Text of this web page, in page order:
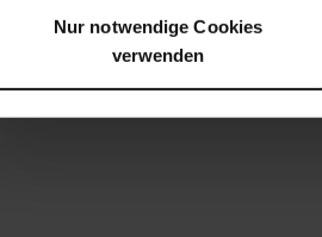
Nur notwendige Cookies
verwenden